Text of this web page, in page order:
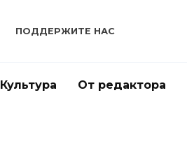
ПОДДЕРЖИТЕ НАС
Культура От редактора